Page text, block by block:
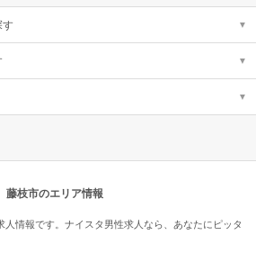
藤枝市のエリア情報
人情報です。ナイスタ男性求人なら、あなたにピッタ